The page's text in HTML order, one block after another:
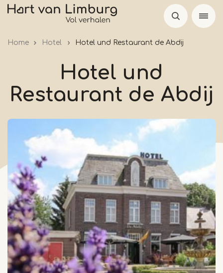
Skip
Home Hotel Hotel und Restaurant de Abdij
Hotel und
Restaurant de Abdij